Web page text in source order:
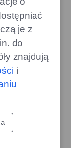
je z
do
znajdują
i